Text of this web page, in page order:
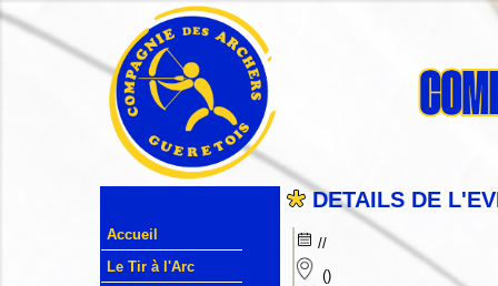
Accueil
Le Tir à l'Arc
DETAILS DE
//
()